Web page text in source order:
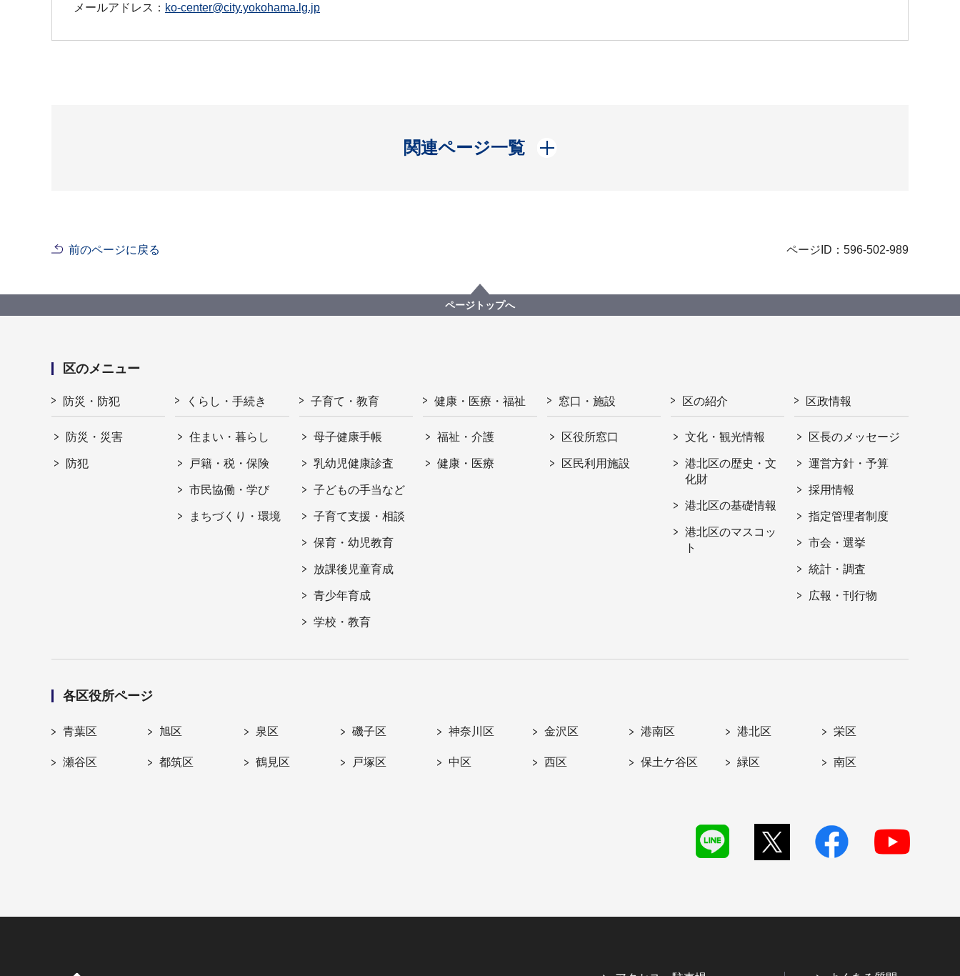
メールアドレス： ko-center@city.yokohama.lg.jp
関連ページ一覧
開く
前のページに戻る ページID：596-502-989
ページトップへ
区のメニュー
防災・防犯
防災・災害
防犯
くらし・手続き
住まい・暮らし
戸籍・税・保険
市民協働・学び
まちづくり・環境
子育て・教育
母子健康手帳
乳幼児健康診査
子どもの手当など
子育て支援・相談
保育・幼児教育
放課後児童育成
青少年育成
学校・教育
健康・医療・福祉
福祉・介護
健康・医療
窓口・施設
区役所窓口
区民利用施設
区の紹介
文化・観光情報
港北区の歴史・文
化財
港北区の基礎情報
港北区のマスコッ
ト
区政情報
区長のメッセージ
運営方針・予算
採用情報
指定管理者制度
市会・選挙
統計・調査
広報・刊行物
各区役所ページ
青葉区 旭区 泉区 磯子区 神奈川区 金沢区 港南区 港北区 栄区
瀬谷区 都筑区 鶴見区 戸塚区 中区 西区 保土ケ谷区 緑区 南区